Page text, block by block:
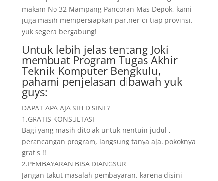
makam No 32 Mampang Pancoran Mas Depok, kami
juga masih mempersiapkan partner di tiap provinsi.
yuk segera bergabung!
Untuk lebih jelas tentang Joki
membuat Program Tugas Akhir
Teknik Komputer Bengkulu,
pahami penjelasan dibawah yuk
guys:
DAPAT APA AJA SIH DISINI ?
1.GRATIS KONSULTASI
Bagi yang masih ditolak untuk nentuin judul ,
perancangan program, langsung tanya aja. pokoknya
gratis !!
2.PEMBAYARAN BISA DIANGSUR
Jangan takut masalah pembayaran. karena disini